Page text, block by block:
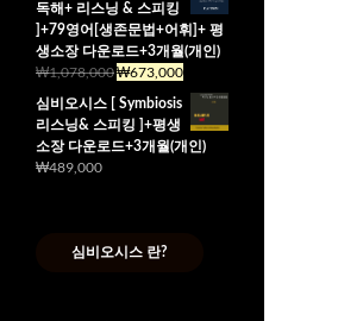
독해+ 리스닝 & 스피킹
]+79영어[생존문법+어휘]+ 평
생소장 다운로드+3개월(개인)
₩1,078,000₩673,000
심비오시스 [ Symbiosis
리스닝& 스피킹 ]+평생
소장 다운로드+3개월(개인)
₩489,000
심비오시스 란?